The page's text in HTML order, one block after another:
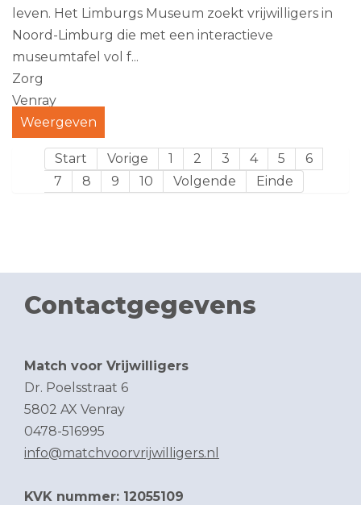
leven. Het Limburgs Museum zoekt vrijwilligers in
Noord-Limburg die met een interactieve
museumtafel vol f...
Zorg
Venray
Weergeven
Start Vorige 1 2 3 4 5
6
7
8 9 10 Volgende Einde
Contactgegevens
Match voor Vrijwilligers
Dr. Poelsstraat 6
5802 AX Venray
0478-516995
info@matchvoorvrijwilligers.nl
KVK nummer: 12055109